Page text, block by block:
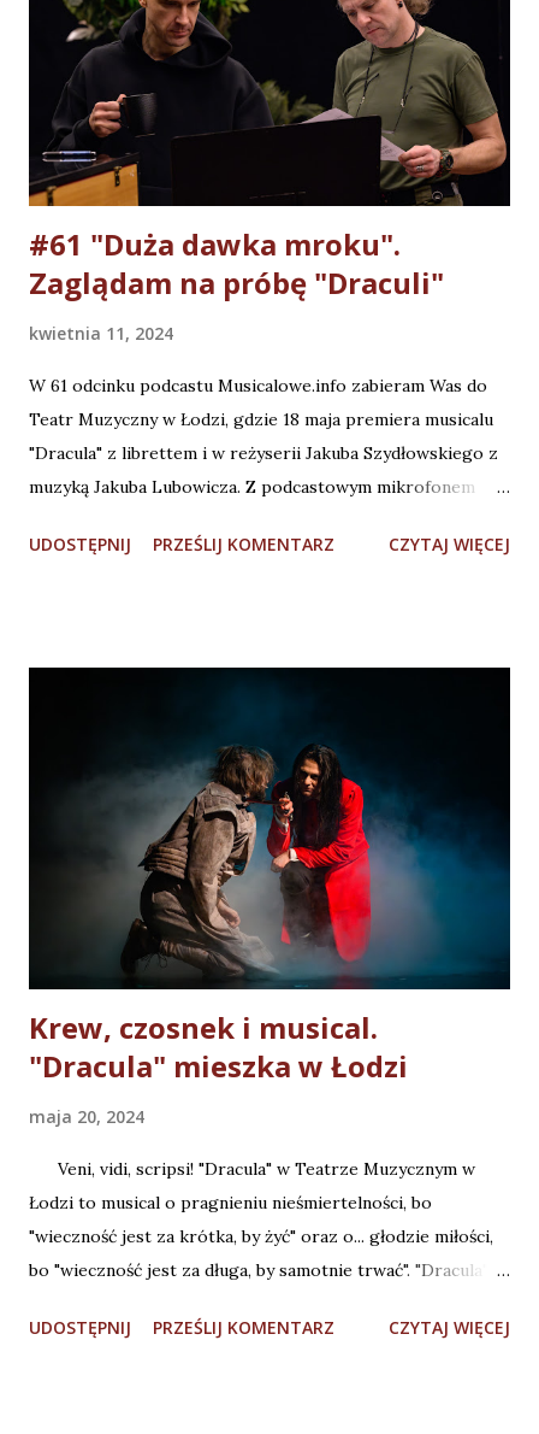
tekstami w genialnym przekładzie Daniela
Wyszogrodzkiego sprawiają, że widz czuje się “jak u
siebie”. A poza tym jest lekko, ciepło, zabawnie i
wzruszająco . Publiczność jest zaopiekowana - aktorsko,
muzycznie, choreograficznie i scenograficznie przez cały
spektakl. Realizatorzy od początku do końca...
#61 "Duża dawka mroku".
Zaglądam na próbę "Draculi"
kwietnia 11, 2024
W 61 odcinku podcastu Musicalowe.info zabieram Was do
Teatr Muzyczny w Łodzi, gdzie 18 maja premiera musicalu
"Dracula" z librettem i w reżyserii Jakuba Szydłowskiego z
muzyką Jakuba Lubowicza. Z podcastowym mikrofonem
🎧 SPOTIFY https://tinyurl.com/3y49y9ch 🎧 YOUTUBE
zaprojektowała kostiumy oraz artyści Asia Gorzała, Paweł
Erdman, Piotr Płuska, Marcin Franc i Kamil Olczyk. Nasze
rozmowy dotyczyły nie tylko przygotowań do musicalu, ale
również "krwistych" tematów. Premiera musicalu "Dracula"
w Teatrze Muzycznym w Łodzi już 18 maja. Od 16 maja
przedpremierowe pokazy. Podziękowania za pomoc w
realizacji odcinka dla: Anna Korzo...
UDOSTĘPNIJ PRZEŚLIJ KOMENTARZ CZYTAJ WIĘCEJ
Krew, czosnek i musical.
"Dracula" mieszka w Łodzi
maja 20, 2024
Veni, vidi, scripsi! "Dracula" w Teatrze Muzycznym w
Łodzi to musical o pragnieniu nieśmiertelności, bo
"wieczność jest za krótka, by żyć" oraz o... głodzie miłości,
bo "wieczność jest za długa, by samotnie trwać". "Dracula" w
niepowtarzalne musicalowe doświadczenie, którego w
UDOSTĘPNIJ PRZEŚLIJ KOMENTARZ CZYTAJ WIĘCEJ